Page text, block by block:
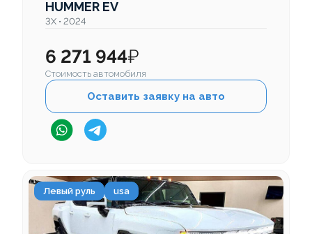
HUMMER EV
3X • 2024
6 271 944₽
Стоимость автомобиля
Оставить заявку на авто
Левый руль usa